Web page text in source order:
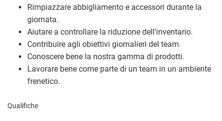
Rimpiazzare abbigliamento e accessori durante la
giornata.
Aiutare a controllare la riduzione dell'inventario.
Contribuire agli obiettivi giornalieri del team.
Conoscere bene la nostra gamma di prodotti.
Lavorare bene come parte di un team in un ambiente
frenetico.
Qualifiche